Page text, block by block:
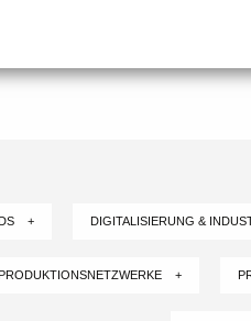
+ DIGITALISIERUNG &
+